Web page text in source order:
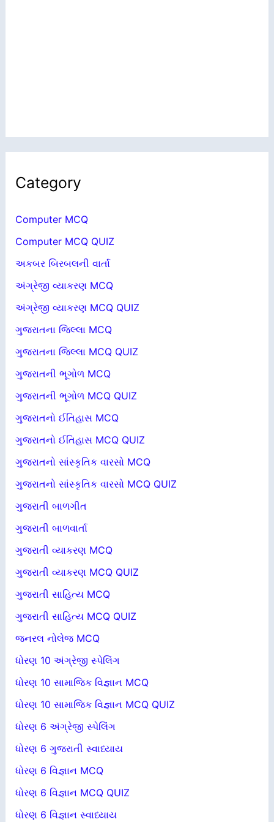
Category
Computer MCQ
Computer MCQ QUIZ
અકબર બિરબલની વાર્તા
અંગ્રેજી વ્યાકરણ MCQ
અંગ્રેજી વ્યાકરણ MCQ QUIZ
ગુજરાતના જિલ્લા MCQ
ગુજરાતના જિલ્લા MCQ QUIZ
ગુજરાતની ભૂગોળ MCQ
ગુજરાતની ભૂગોળ MCQ QUIZ
ગુજરાતનો ઈતિહાસ MCQ
ગુજરાતનો ઈતિહાસ MCQ QUIZ
ગુજરાતનો સાંસ્કૃતિક વારસો MCQ
ગુજરાતનો સાંસ્કૃતિક વારસો MCQ QUIZ
ગુજરાતી બાળગીત
ગુજરાતી બાળવાર્તા
ગુજરાતી વ્યાકરણ MCQ
ગુજરાતી વ્યાકરણ MCQ QUIZ
ગુજરાતી સાહિત્ય MCQ
ગુજરાતી સાહિત્ય MCQ QUIZ
જનરલ નોલેજ MCQ
ધોરણ 10 અંગ્રેજી સ્પેલિંગ
ધોરણ 10 સામાજિક વિજ્ઞાન MCQ
ધોરણ 10 સામાજિક વિજ્ઞાન MCQ QUIZ
ધોરણ 6 અંગ્રેજી સ્પેલિંગ
ધોરણ 6 ગુજરાતી સ્વાધ્યાય
ધોરણ 6 વિજ્ઞાન MCQ
ધોરણ 6 વિજ્ઞાન MCQ QUIZ
ધોરણ 6 વિજ્ઞાન સ્વાધ્યાય